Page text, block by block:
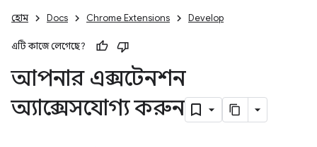
হোম Docs Chrome Extensions Develop
এটি কাজে লেগেছে?
আপনার এক্সটেনশন
অ্যাক্সেসযোগ্য করুন